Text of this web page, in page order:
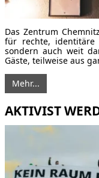
Das Zentrum
für rechte, identitäre
sondern auch weit
Gäste, teilweise aus
Mehr...
AKTIVIST